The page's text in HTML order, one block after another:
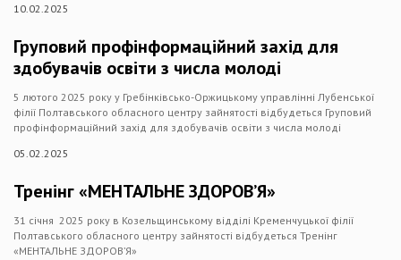
10.02.2025
Груповий профінформаційний захід для
здобувачів освіти з числа молоді
5 лютого 2025 року у Гребінківсько-Оржицькому управлінні Лубенської
філії Полтавського обласного центру зайнятості відбудеться Груповий
профінформаційний захід для здобувачів освіти з числа молоді
05.02.2025
Тренінг «МЕНТАЛЬНЕ ЗДОРОВ’Я»
31 січня 2025 року в Козельщинському відділі Кременчуцької філії
Полтавського обласного центру зайнятості відбудеться Тренінг
«МЕНТАЛЬНЕ ЗДОРОВ’Я»